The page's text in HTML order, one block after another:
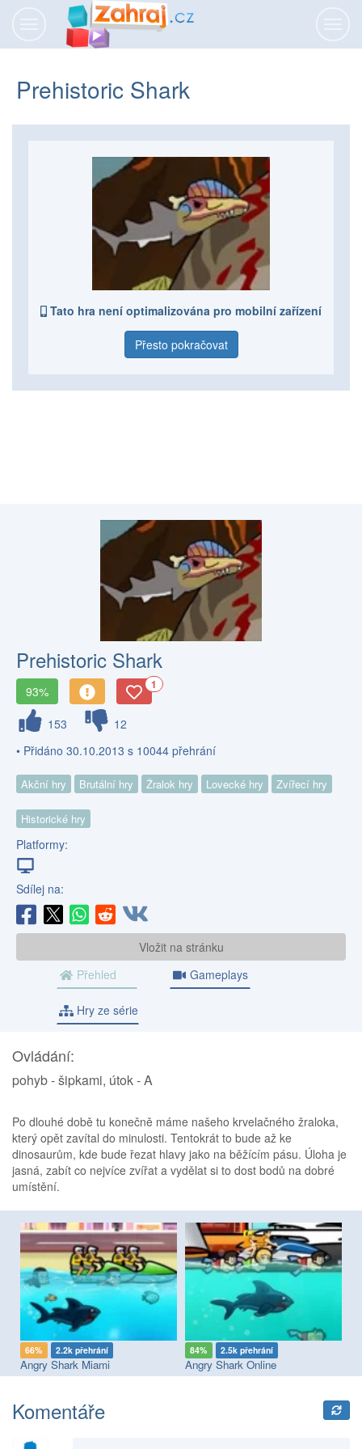
Prehistoric Shark
Tato hra není optimalizována pro mobilní zařízení
Přesto pokračovat
Prehistoric Shark
93% 1
153
12
• Přidáno 30.10.2013 s 10044 přehrání
Akční hry Brutální hry Žralok hry Lovecké hry Zvířecí hry
Historické hry
Platformy:
Sdílej na:
Vložit na stránku
Přehled
Gameplays
Hry ze série
Ovládání:
pohyb - šipkami, útok - A
Po dlouhé době tu konečně máme našeho krvelačného žraloka,
který opět zavítal do minulosti. Tentokrát to bude až ke
dinosaurům, kde bude řezat hlavy jako na běžícím pásu. Úloha je
jasná, zabít co nejvíce zvířat a vydělat si to dost bodů na dobré
umístění.
66% 2.2k přehrání
Angry Shark Miami
84% 2.5k přehrání
Angry Shark Online
Komentáře